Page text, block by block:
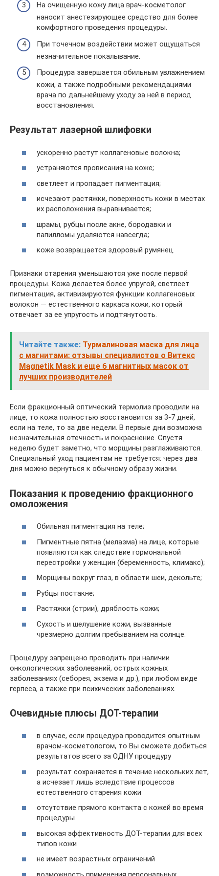
На очищенную кожу лица врач-косметолог
наносит анестезирующее средство для более
комфортного проведения процедуры.
При точечном воздействии может ощущаться
незначительное покалывание.
Процедура завершается обильным увлажнением
кожи, а также подробными рекомендациями
врача по дальнейшему уходу за ней в период
восстановления.
Результат лазерной шлифовки
ускоренно растут коллагеновые волокна;
устраняются провисания на коже;
светлеет и пропадает пигментация;
исчезают растяжки, поверхность кожи в местах
их расположения выравнивается;
шрамы, рубцы после акне, бородавки и
папилломы удаляются навсегда;
коже возвращается здоровый румянец.
Признаки старения уменьшаются уже после первой
процедуры. Кожа делается более упругой, светлеет
пигментация, активизируются функции коллагеновых
волокон — естественного каркаса кожи, который
отвечает за ее упругость и подтянутость.
Читайте также: Турмалиновая маска для лица
с магнитами: отзывы специалистов о Витекс
Magnetik Mask и еще 6 магнитных масок от
лучших производителей
Если фракционный оптический термолиз проводили на
лице, то кожа полностью восстановится за 3-7 дней,
если на теле, то за две недели. В первые дни возможна
незначительная отечность и покраснение. Спустя
неделю будет заметно, что морщины разглаживаются.
Специальный уход пациентам не требуется: через два
дня можно вернуться к обычному образу жизни.
Показания к проведению фракционного
омоложения
Обильная пигментация на теле;
Пигментные пятна (мелазма) на лице, которые
появляются как следствие гормональной
перестройки у женщин (беременность, климакс);
Морщины вокруг глаз, в области шеи, декольте;
Рубцы постакне;
Растяжки (стрии), дряблость кожи;
Сухость и шелушение кожи, вызванные
чрезмерно долгим пребыванием на солнце.
Процедуру запрещено проводить при наличии
онкологических заболеваний, острых кожных
заболеваниях (себорея, экзема и др.), при любом виде
герпеса, а также при психических заболеваниях.
Очевидные плюсы ДОТ-терапии
в случае, если процедура проводится опытным
врачом-косметологом, то Вы сможете добиться
результатов всего за ОДНУ процедуру
результат сохраняется в течение нескольких лет,
а исчезает лишь вследствие процессов
естественного старения кожи
отсутствие прямого контакта с кожей во время
процедуры
высокая эффективность ДОТ-терапии для всех
типов кожи
не имеет возрастных ограничений